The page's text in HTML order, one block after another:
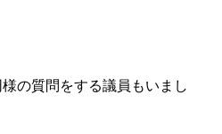
の質問をする議員もいまし